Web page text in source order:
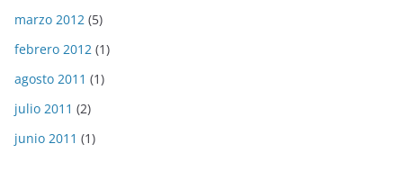
marzo 2012 (5)
febrero 2012 (1)
agosto 2011 (1)
julio 2011 (2)
junio 2011 (1)